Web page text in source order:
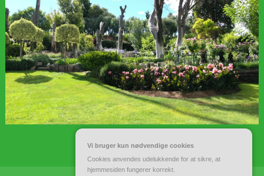
Vi bruger kun nødvendige cookies
Cookies anvendes udelukkende for at sikre, at
hjemmesiden fungerer korrekt.